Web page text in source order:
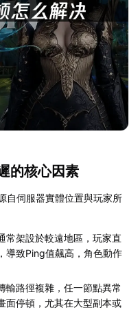
的核心因素
自伺服器實體位置與玩家所
常架設於較遠地區，玩家直
導致Ping值飆高，角色動作
輸路徑複雜，任一節點異常
面停頓，尤其在大型副本或